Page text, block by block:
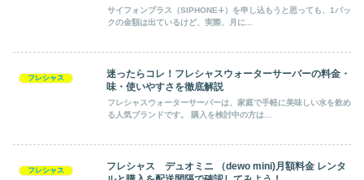
サイフォンプラス（SIPHONE∔）を申し込もうと思っても、1パッ
クの金額は出ているけど、実際、月に...
フレシャス
迷ったらコレ！フレシャスウォーターサーバーの料金・
味・使いやすさを徹底解説
フレシャスウォーターサーバーは、家庭で手軽に美味しい水を飲め
る人気ブランドです。 購入を検討中の方は...
フレシャス
フレシャス デュオミニ （dewo mini)月額料金 レンタ